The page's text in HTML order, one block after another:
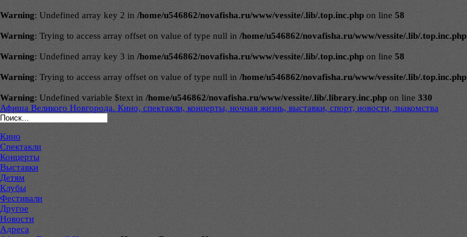
Warning: Undefined array key 2 in /home/u546862/novafisha.ru/www/vessite/.lib/.top.inc.php on line 58
Warning: Trying to access array offset on value of type null in /home/u546862/novafisha.ru/www/vessite/.lib/.top.inc.php
Warning: Undefined array key 3 in /home/u546862/novafisha.ru/www/vessite/.lib/.top.inc.php on line 58
Warning: Trying to access array offset on value of type null in /home/u546862/novafisha.ru/www/vessite/.lib/.top.inc.php
Warning: Undefined variable $text in /home/u546862/novafisha.ru/www/vessite/.lib/.library.inc.php on line 330
Афиша Великого Новгорода. Кино, спектакли, концерты, ночная жизнь, выставки, спорт, новости, знакомства
Кино
Спектакли
Концерты
Выставки
Детям
Клубы
Фестивали
Другое
Новости
Адреса